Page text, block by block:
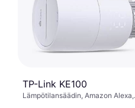
TP-Link KE100
Lämpötilansäädin, Amazon Alexa,